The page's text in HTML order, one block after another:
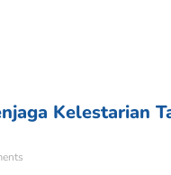
Kelestarian